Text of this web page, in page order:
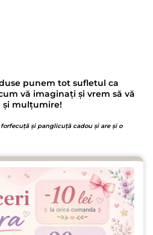
punem tot sufletul ca
vă imaginați și vrem să vă
și mulțumire!
și panglicuță cadou și are și o